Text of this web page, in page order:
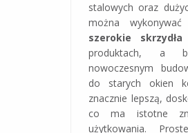
stalowych oraz
można wykonywać
szerokie skrzydła
produktach, a
nowoczesnym
do starych okien
znacznie lepszą,
co ma istotne
użytkowania.